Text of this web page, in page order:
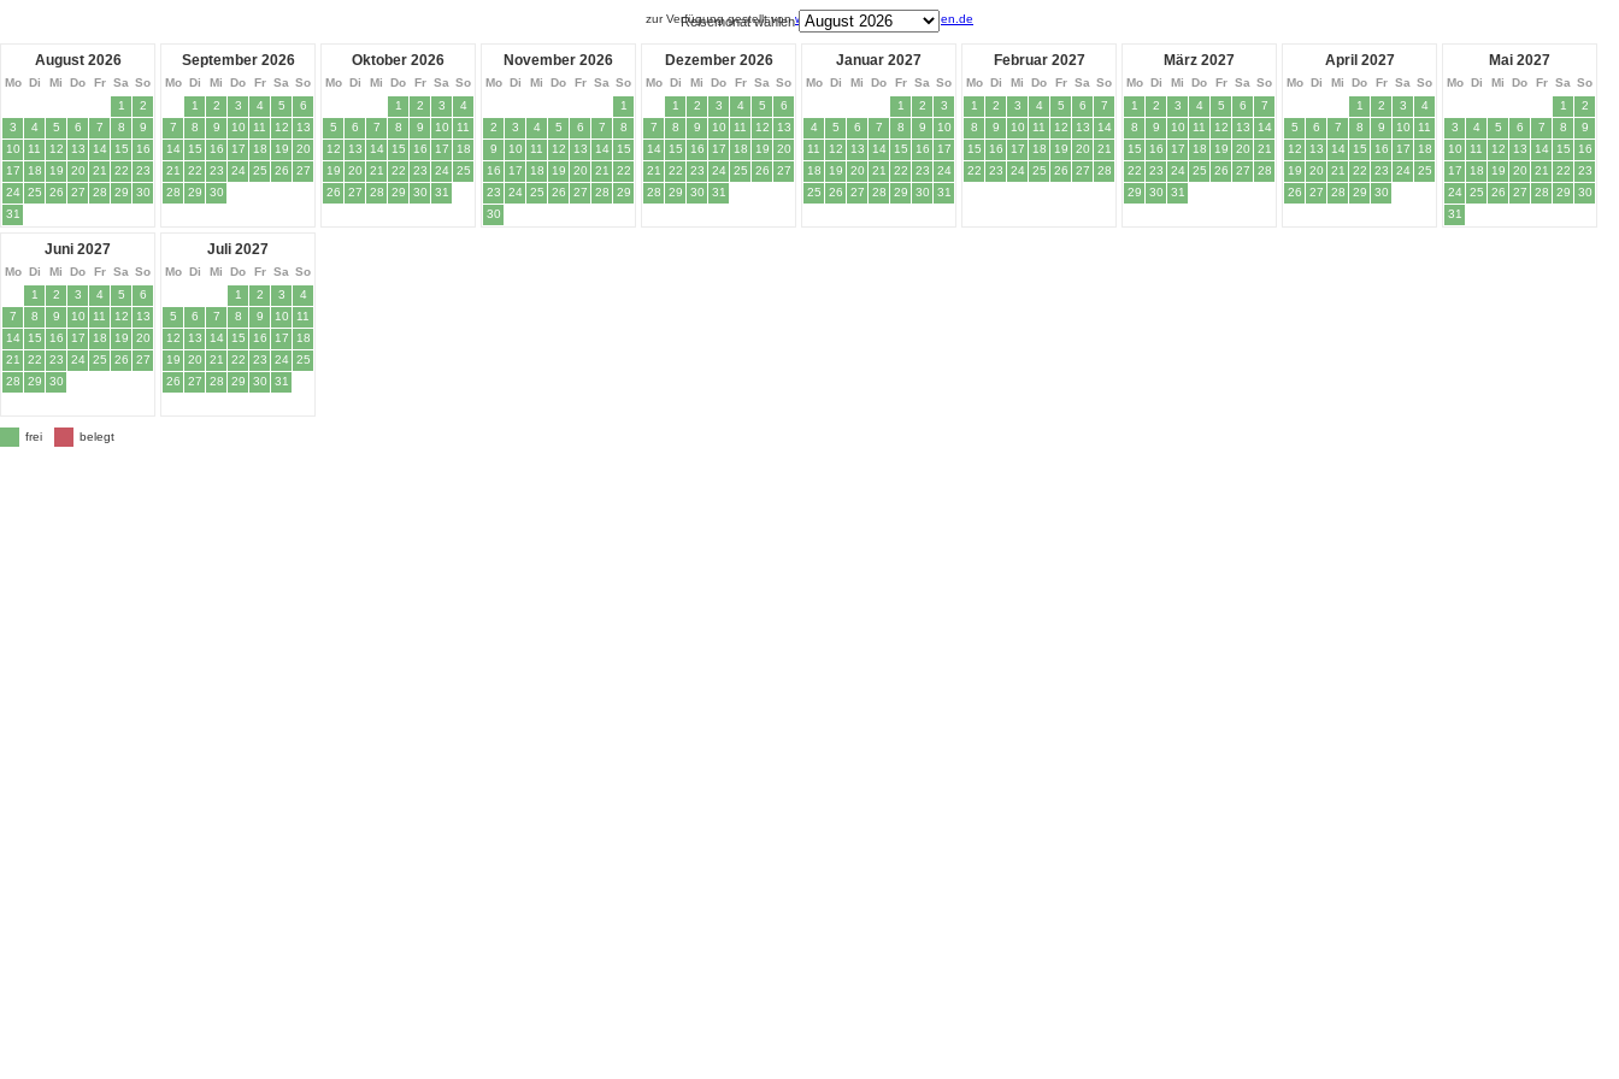
zur Verfügung gestellt vonwww.traum-ferienwohnungen.de
Reisemonat wählen
August 2026
Mo Di Mi Do Fr Sa So
1
2
3
4 5 6 7 8
9
10
11 12 13 14 15
16
17
18 19 20 21 22
23
24 25 26 27 28 29
30
31
September 2026
Mo Di Mi Do Fr Sa So
1
2 3 4 5
6
7
8 9 10 11 12
13
14
15 16 17 18 19
20
21
22 23 24 25 26
27
28
29 30
Oktober 2026
Mo Di Mi Do Fr Sa So
1
2 3
4
5
6 7 8 9 10
11
12
13 14 15 16 17
18
19
20 21 22 23 24 25
26
27 28 29 30 31
November 2026
Mo Di Mi Do Fr Sa So
1
2
3 4 5 6 7
8
9
10 11 12 13 14
15
16
17 18 19 20 21
22
23
24 25 26 27 28
29
30
Dezember 2026
Mo Di Mi Do Fr Sa So
1
2 3 4 5
6
7
8 9 10 11 12
13
14
15 16 17 18 19
20
21
22 23 24 25 26
27
28
29 30 31
Januar 2027
Mo Di Mi Do Fr Sa So
1
2
3
4
5 6 7 8 9
10
11
12 13 14 15 16
17
18
19 20 21 22 23
24
25
26 27 28 29 30 31
Februar 2027
Mo Di Mi Do Fr Sa So
1
2 3 4 5 6
7
8
9 10 11 12 13
14
15
16 17 18 19 20
21
22
23 24 25 26 27 28
März 2027
Mo Di Mi Do Fr Sa So
1
2 3 4 5 6
7
8
9 10 11 12 13
14
15
16 17 18 19 20
21
22
23 24 25 26 27
28
29
30 31
April 2027
Mo Di Mi Do Fr Sa So
1
2 3
4
5
6 7 8 9 10
11
12
13 14 15 16 17
18
19
20 21 22 23 24 25
26
27 28 29 30
Mai 2027
Mo Di Mi Do Fr Sa So
1
2
3
4 5 6 7 8
9
10
11 12 13 14 15
16
17
18 19 20 21 22
23
24 25 26 27 28 29
30
31
Juni 2027
Mo Di Mi Do Fr Sa So
1
2 3 4 5
6
7
8 9 10 11 12
13
14
15 16 17 18 19
20
21
22 23 24 25 26
27
28
29 30
Juli 2027
Mo Di Mi Do Fr Sa So
1
2 3
4
5
6 7 8 9 10
11
12
13 14 15 16 17
18
19
20 21 22 23 24 25
26
27 28 29 30 31
frei belegt